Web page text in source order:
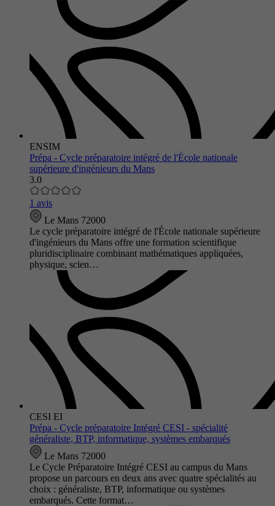
ENSIM
Prépa - Cycle préparatoire intégré de l'École nationale
supérieure d'ingénieurs du Mans
3.0
1 avis
Le Mans 72000
Le cycle préparatoire intégré de l'École nationale supérieure
d'ingénieurs du Mans offre une formation scientifique
pluridisciplinaire combinant mathématiques appliquées,
physique, scien…
CESI EI
Prépa - Cycle préparatoire Intégré CESI - spécialité
généraliste, BTP, informatique, systèmes embarqués
Le Mans 72000
Le Cycle Préparatoire Intégré CESI au campus du Mans
propose un parcours en deux ans avec quatre spécialités au
choix : généraliste, BTP, informatique ou systèmes
embarqués. Cette format…